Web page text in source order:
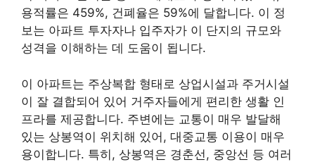
용적률은 459%, 건폐율은 59%에 달합니다. 이 정
보는 아파트 투자자나 입주자가 이 단지의 규모와
성격을 이해하는 데 도움이 됩니다.
이 아파트는 주상복합 형태로 상업시설과 주거시설
이 잘 결합되어 있어 거주자들에게 편리한 생활 인
프라를 제공합니다. 주변에는 교통이 매우 발달해
있는 상봉역이 위치해 있어, 대중교통 이용이 매우
용이합니다. 특히, 상봉역은 경춘선, 중앙선 등 여러